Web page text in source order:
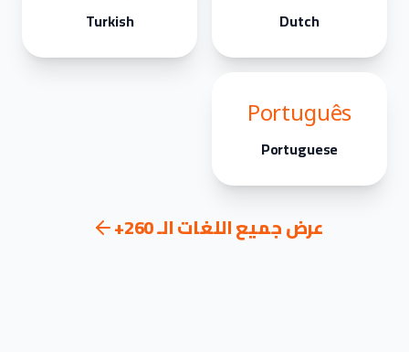
Dutch
Turkish
Português
Portuguese
عرض جميع اللغات الـ 260+